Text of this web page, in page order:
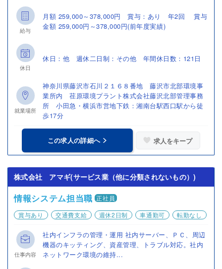
給与
月額 259,000～378,000円 賞与：あり 年2回 賞与
金額 259,000円～378,000円(前年度実績)
休日
休日：他 週休二日制：その他 年間休日数：121日
就業場所
神奈川県藤沢市石川２１６８番地 藤沢市北部環境事
業所内 荏原環境プラント株式会社藤沢北部管理事務
所 小田急・横浜市営地下鉄：湘南台駅西口駅から徒
歩17分
この求人の詳細へ 求人をキープ
株式会社 アマギ(サービス業（他に分類されないもの）)
情報システム担当職 正社員
賞与あり
交通費支給 週休2日制 車通勤可 転勤なし
仕事内容
社内インフラの管理・運用 社内サーバー、ＰＣ、周辺
機器のキッティング、資産管理、トラブル対応。社内
ネットワーク環境の維持...